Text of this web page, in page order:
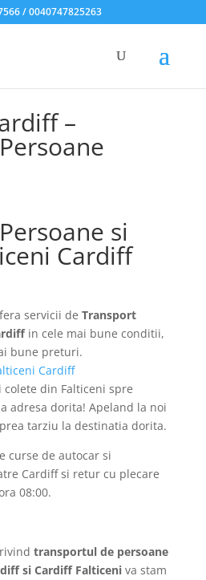
/ 0040747825263
–
si
Cardiff
servicii de Transport
in cele mai bune conditii,
bune preturi.
din Falticeni spre
adresa dorita! Apeland la noi
tarziu la destinatia dorita.
curse de autocar si
Cardiff si retur cu plecare
08:00.
transportul de persoane
si Cardiff Falticeni va stam